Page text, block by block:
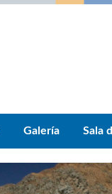
Galería Sala